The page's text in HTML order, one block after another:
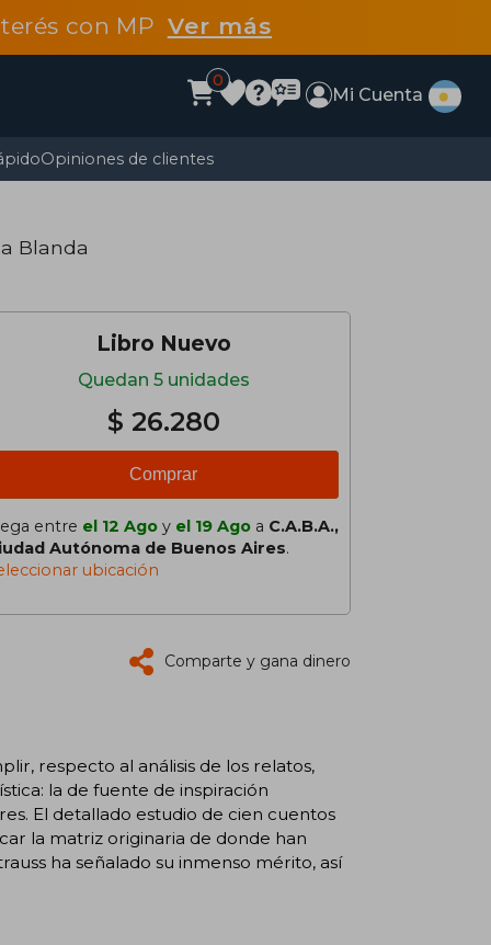
con MP Ver más
0
Mi Cuenta
Opiniones de clientes
Blanda
Libro Nuevo
Quedan 5 unidades
$ 26.280
Comprar
entre el 12 Ago y el 19 Ago a C.A.B.A.,
Autónoma de Buenos Aires.
ubicación
Comparte y gana dinero
respecto al análisis de los relatos,
la de fuente de inspiración
El detallado estudio de cien cuentos
la matriz originaria de donde han
ha señalado su inmenso mérito, así